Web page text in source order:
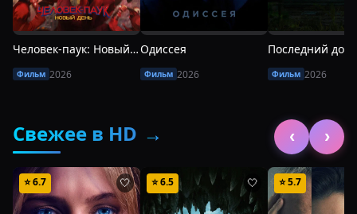
Человек-паук: Новый день
Фильм 2026
Одиссея
Фильм 2026
Последний дом
Фильм 2026
Свежее в HD → ‹ ›
⭐6.7 🤍 ⭐6.5 🤍 ⭐5.7